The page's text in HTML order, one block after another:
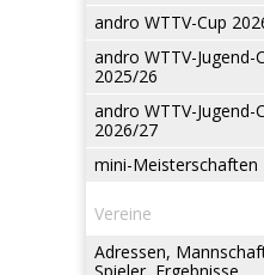
andro WTTV-Cup
andro WTTV-Jugend-
2025/26
andro WTTV-Jugend-
2026/27
mini-Meisterschaften
Vereine
Adressen,